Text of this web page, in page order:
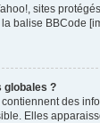
sites
balise BBCode
globales ?
des
Elles